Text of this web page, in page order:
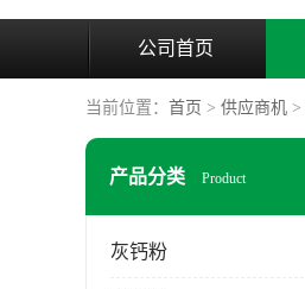
公司首页
当前位置： 首页 > 供应商机 >
产品分类 Product
灰钙粉